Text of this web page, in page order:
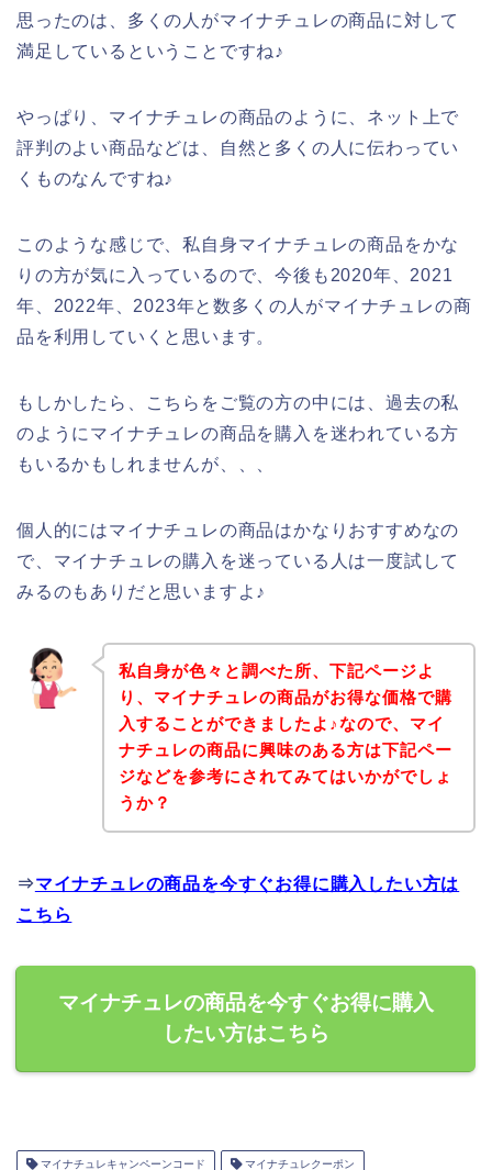
思ったのは、多くの人がマイナチュレの商品に対して
満足しているということですね♪
やっぱり、マイナチュレの商品のように、ネット上で
評判のよい商品などは、自然と多くの人に伝わってい
くものなんですね♪
このような感じで、私自身マイナチュレの商品をかな
りの方が気に入っているので、今後も2020年、2021
年、2022年、2023年と数多くの人がマイナチュレの商
品を利用していくと思います。
もしかしたら、こちらをご覧の方の中には、過去の私
のようにマイナチュレの商品を購入を迷われている方
もいるかもしれませんが、、、
個人的にはマイナチュレの商品はかなりおすすめなの
で、マイナチュレの購入を迷っている人は一度試して
みるのもありだと思いますよ♪
私自身が色々と調べた所、下記ページよ
り、マイナチュレの商品がお得な価格で購
入することができましたよ♪なので、マイ
ナチュレの商品に興味のある方は下記ペー
ジなどを参考にされてみてはいかがでしょ
うか？
⇒マイナチュレの商品を今すぐお得に購入したい方は
こちら
マイナチュレの商品を今すぐお得に購入
したい方はこちら
マイナチュレキャンペーンコード マイナチュレクーポン